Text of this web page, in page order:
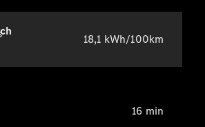
18,1 kWh/100km
16 min